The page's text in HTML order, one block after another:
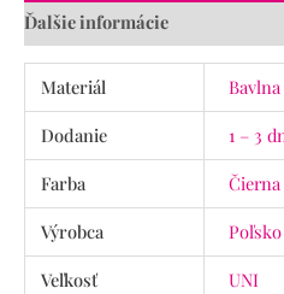
Ďalšie informácie
Materiál
Dodanie
1 – 3
Farba
Čierna
Výrobca
Poľsko
Veľkosť
UNI